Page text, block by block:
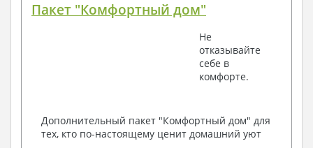
Пакет "Комфортный дом"
Не
отказывайте
себе в
комфорте.
Дополнительный пакет "Комфортный дом" для
тех, кто по-настоящему ценит домашний уют